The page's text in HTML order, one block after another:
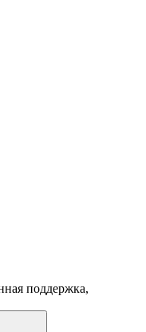
поддержка,